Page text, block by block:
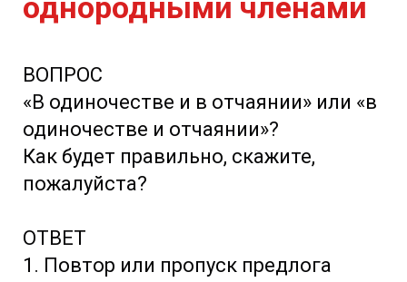
ВОПРОС
«В одиночестве и в отчаянии» или «в
одиночестве и отчаянии»?
Как будет правильно, скажите,
пожалуйста?
ОТВЕТ
1. Повтор или пропуск предлога